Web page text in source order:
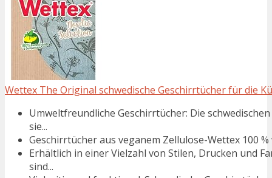
Wettex The Original schwedische Geschirrtücher für die
Umweltfreundliche Geschirrtücher: Die
sie...
Geschirrtücher aus veganem Zellulose-Wettex 100
Erhältlich in einer Vielzahl von Stilen, Drucken und
sind...